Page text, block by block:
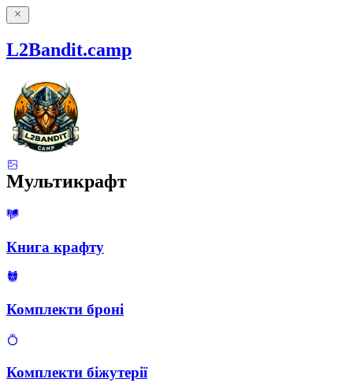
L2Bandit.camp
Мультикрафт
Книга крафту
Комплекти броні
Комплекти біжутерії